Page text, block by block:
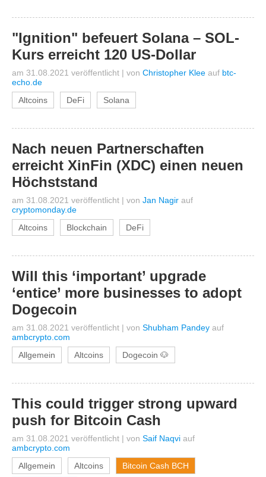
"Ignition" befeuert Solana – SOL-
Kurs erreicht 120 US-Dollar
am 31.08.2021 veröffentlicht | von Christopher Klee auf btc-
echo.de
Altcoins
DeFi Solana
Nach neuen Partnerschaften
erreicht XinFin (XDC) einen neuen
Höchststand
am 31.08.2021 veröffentlicht | von Jan Nagir auf
cryptomonday.de
Altcoins
Blockchain DeFi
Will this ‘important’ upgrade
‘entice’ more businesses to adopt
Dogecoin
am 31.08.2021 veröffentlicht | von Shubham Pandey auf
ambcrypto.com
Allgemein
Altcoins Dogecoin 🐶
This could trigger strong upward
push for Bitcoin Cash
am 31.08.2021 veröffentlicht | von Saif Naqvi auf
ambcrypto.com
Allgemein
Altcoins Bitcoin Cash BCH